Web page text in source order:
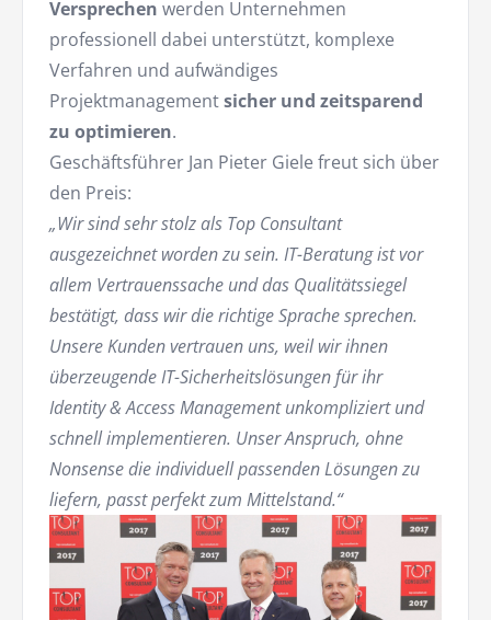
Versprechen werden Unternehmen
professionell dabei unterstützt, komplexe
Verfahren und aufwändiges
Projektmanagementsicher und zeitsparend
zu optimieren.
Geschäftsführer Jan Pieter Giele freut sich über
den Preis:
„Wir sind sehr stolz als Top Consultant
ausgezeichnet worden zu sein. IT-Beratung ist vor
allem Vertrauenssache und das Qualitätssiegel
bestätigt, dass wir die richtige Sprache sprechen.
Unsere Kunden vertrauen uns, weil wir ihnen
überzeugende IT-Sicherheitslösungen für ihr
Identity & Access Management unkompliziert und
schnell implementieren. Unser Anspruch, ohne
Nonsense die individuell passenden Lösungen zu
liefern, passt perfekt zum Mittelstand.“